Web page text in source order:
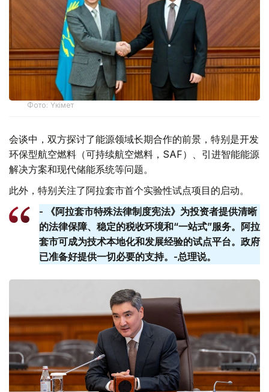
Фото: Үкімет
会谈中，双方探讨了能源领域长期合作的前景，特别是开发
环保型航空燃料（可持续航空燃料，SAF）、引进智能能源
解决方案和现代储能系统等问题。
此外，特别关注了阿拉套市首个实验性试点项目的启动。
- 《阿拉套市特殊法律制度宪法》为投资者提供清晰
的法律保障、稳定的税收环境和“一站式”服务。阿拉
套​​市可成为技术本地化和发展经验的试点平台。政府
已准备好提供一切必要的支持。-总理说。